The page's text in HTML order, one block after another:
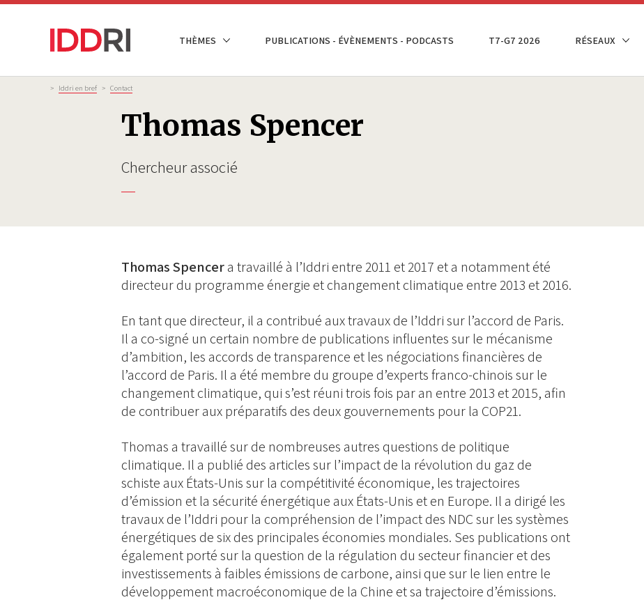
Aller
NAVIGATION
THÈMES PUBLICATIONS - ÉVÈNEMENTS - PODCASTS T7-G7 2026 RÉSEAUX
Fil
d'Ariane
> Iddri en bref > Contact
Thomas Spencer
Chercheur associé
Thomas Spencera travaillé à l’Iddri entre 2011 et 2017 et a notamment été
directeur du programme énergie et changement climatique entre 2013 et 2016.
En tant que directeur, il a contribué aux travaux de l’Iddri sur l’accord de Paris.
Il a co-signé un certain nombre de publications influentes sur le mécanisme
d’ambition, les accords de transparence et les négociations financières de
l’accord de Paris. Il a été membre du groupe d’experts franco-chinois sur le
changement climatique, qui s’est réuni trois fois par an entre 2013 et 2015, afin
de contribuer aux préparatifs des deux gouvernements pour la COP21.
Thomas a travaillé sur de nombreuses autres questions de politique
climatique. Il a publié des articles sur l’impact de la révolution du gaz de
schiste aux États-Unis sur la compétitivité économique, les trajectoires
d’émission et la sécurité énergétique aux États-Unis et en Europe. Il a dirigé les
travaux de l’Iddri pour la compréhension de l’impact des NDC sur les systèmes
énergétiques de six des principales économies mondiales. Ses publications ont
également porté sur la question de la régulation du secteur financier et des
investissements à faibles émissions de carbone, ainsi que sur le lien entre le
développement macroéconomique de la Chine et sa trajectoire d’émissions.